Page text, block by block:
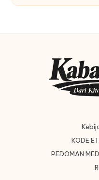
KODE
PEDOMAN